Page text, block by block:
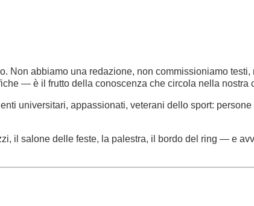
Non abbiamo una redazione, non commissioniamo
— è il frutto della conoscenza che circola nella nostra
universitari, appassionati, veterani dello sport:
il salone delle feste, la palestra, il bordo del ring — e